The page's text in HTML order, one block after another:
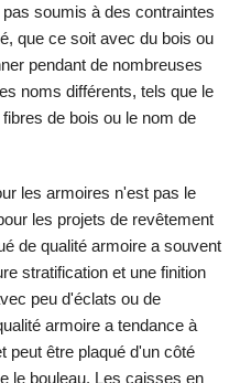
soumis à des contraintes
que ce soit avec du bois ou
pendant de nombreuses
noms différents, tels que le
de bois ou le nom de
les armoires n'est pas le
les projets de revêtement
de qualité armoire a souvent
stratification et une finition
peu d'éclats ou de
armoire a tendance à
peut être plaqué d'un côté
le bouleau. Les caisses en